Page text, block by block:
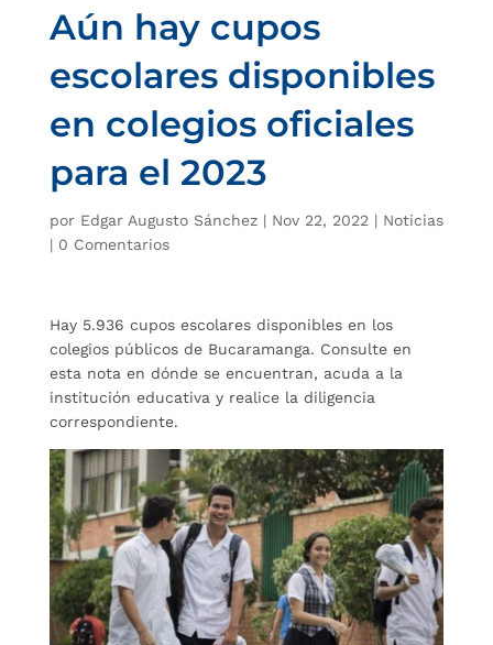
Aún hay cupos
escolares disponibles
en colegios oficiales
para el 2023
por Edgar Augusto Sánchez| Nov 22, 2022 | Noticias
| 0 Comentarios
Hay 5.936 cupos escolares disponibles en los
colegios públicos de Bucaramanga. Consulte en
esta nota en dónde se encuentran, acuda a la
institución educativa y realice la diligencia
correspondiente.